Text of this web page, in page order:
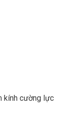
kính cường lực